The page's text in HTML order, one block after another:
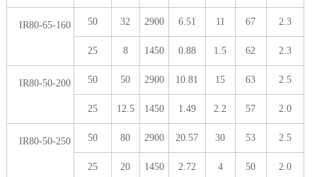
IR80-65-160 50 32 2900 6.51 11 67 2.3
25 8 1450 0.88 1.5 62 2.3
IR80-50-200 50 50 2900 10.81 15 63 2.5
25 12.5 1450 1.49 2.2 57 2.0
IR80-50-250 50 80 2900 20.57 30 53 2.5
25 20 1450 2.72 4 50 2.0